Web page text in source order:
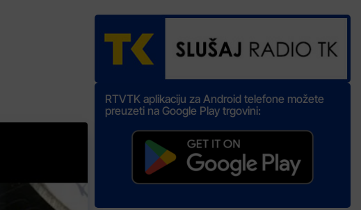
RTVTK aplikaciju za Android telefone možete
preuzeti na Google Play trgovini: